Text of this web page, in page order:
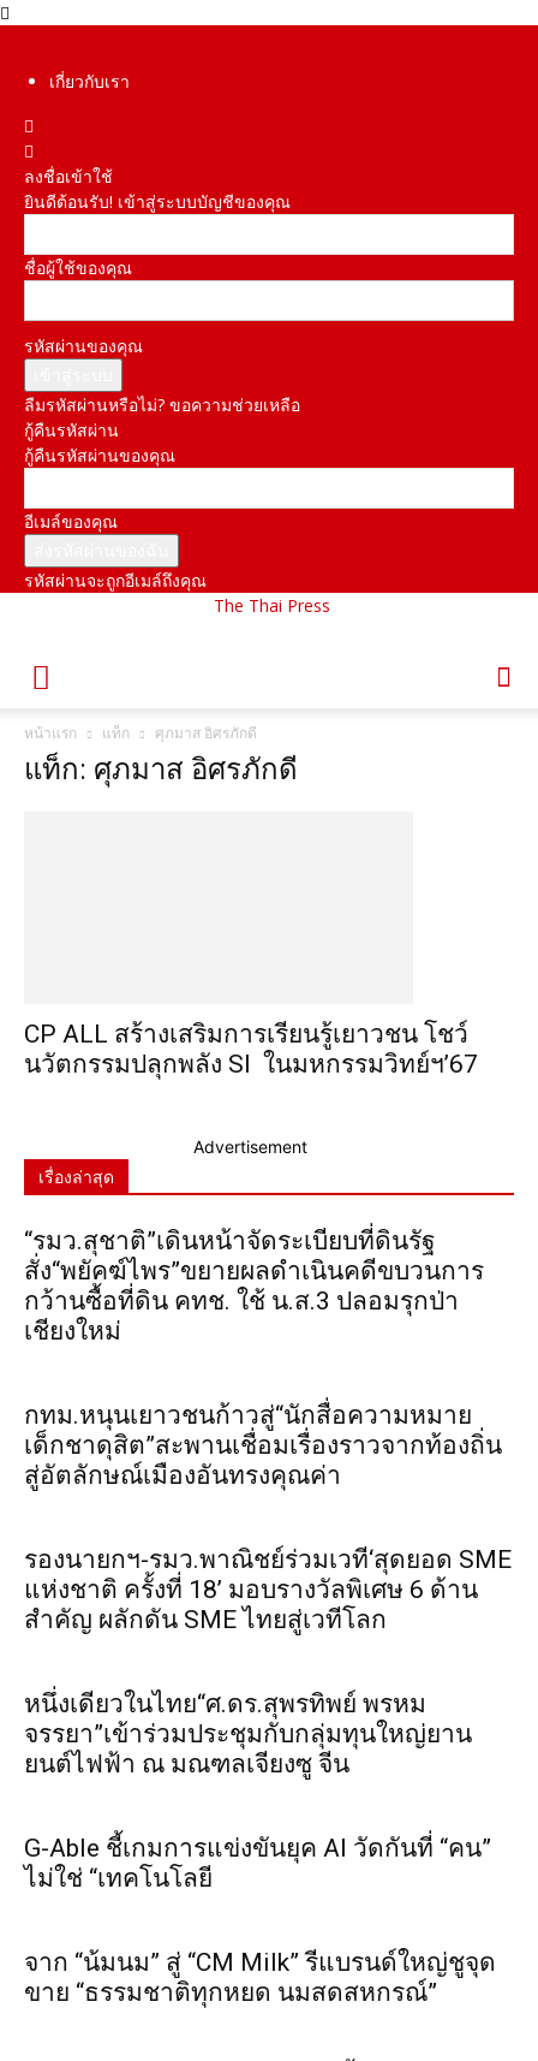
เกี่ยวกับเรา
ลงชื่อเข้าใช้
ยินดีต้อนรับ! เข้าสู่ระบบบัญชีของคุณ
ชื่อผู้ใช้ของคุณ
รหัสผ่านของคุณ
ลืมรหัสผ่านหรือไม่? ขอความช่วยเหลือ
กู้คืนรหัสผ่าน
กู้คืนรหัสผ่านของคุณ
อีเมล์ของคุณ
รหัสผ่านจะถูกอีเมล์ถึงคุณ
The Thai Press
หน้าแรก แท็ก ศุภมาส อิศรภักดี
แท็ก: ศุภมาส อิศรภักดี
CP ALL สร้างเสริมการเรียนรู้เยาวชน โชว์
นวัตกรรมปลุกพลัง SI ในมหกรรมวิทย์ฯ’67
Advertisement
เรื่องล่าสุด
“รมว.สุชาติ”เดินหน้าจัดระเบียบที่ดินรัฐ
สั่ง“พยัคฆ์ไพร”ขยายผลดำเนินคดีขบวนการ
กว้านซื้อที่ดิน คทช. ใช้ น.ส.3 ปลอมรุกป่า
เชียงใหม่
กทม.หนุนเยาวชนก้าวสู่“นักสื่อความหมาย
เด็กชาดุสิต”สะพานเชื่อมเรื่องราวจากท้องถิ่น
สู่อัตลักษณ์เมืองอันทรงคุณค่า
รองนายกฯ-รมว.พาณิชย์ร่วมเวที‘สุดยอด SME
แห่งชาติ ครั้งที่ 18’ มอบรางวัลพิเศษ 6 ด้าน
สำคัญ ผลักดัน SME ไทยสู่เวทีโลก
หนึ่งเดียวในไทย“ศ.ดร.สุพรทิพย์ พรหม
จรรยา”เข้าร่วมประชุมกับกลุ่มทุนใหญ่ยาน
ยนต์ไฟฟ้า ณ มณฑลเจียงซู จีน
G-Able ชี้เกมการแข่งขันยุค AI วัดกันที่ “คน”
ไม่ใช่ “เทคโนโลยี
จาก “น้มนม” สู่ “CM Milk” รีแบรนด์ใหญ่ชูจุด
ขาย “ธรรมชาติทุกหยด นมสดสหกรณ์”